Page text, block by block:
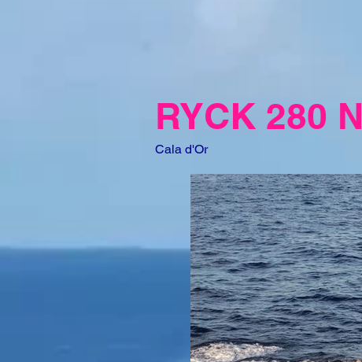
RYCK 280 N
Cala d'Or